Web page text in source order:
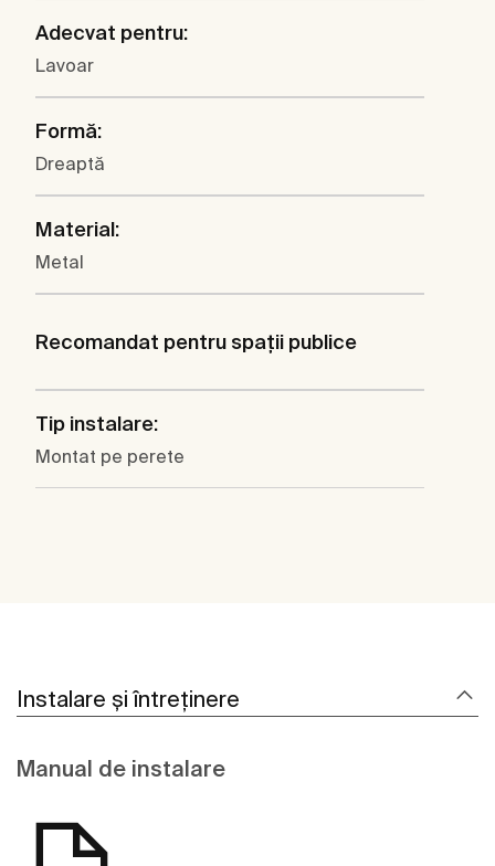
Adecvat pentru:
Lavoar
Formă:
Dreaptă
Material:
Metal
Recomandat pentru spaţii publice
Tip instalare:
Montat pe perete
Instalare și întreținere
Manual de instalare